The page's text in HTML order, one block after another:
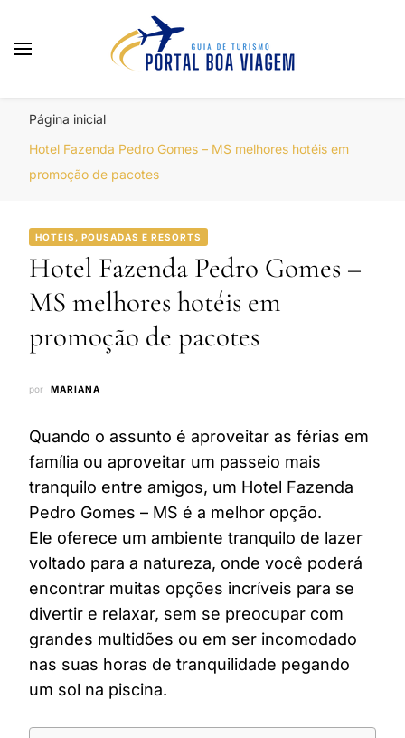
Página inicial
Hotel Fazenda Pedro Gomes – MS melhores hotéis em
promoção de pacotes
HOTÉIS, POUSADAS E RESORTS
Hotel Fazenda Pedro Gomes –
MS melhores hotéis em
promoção de pacotes
por MARIANA
Quando o assunto é aproveitar as férias em
família ou aproveitar um passeio mais
tranquilo entre amigos, um Hotel Fazenda
Pedro Gomes – MS é a melhor opção.
Ele oferece um ambiente tranquilo de lazer
voltado para a natureza, onde você poderá
encontrar muitas opções incríveis para se
divertir e relaxar, sem se preocupar com
grandes multidões ou em ser incomodado
nas suas horas de tranquilidade pegando
um sol na piscina.